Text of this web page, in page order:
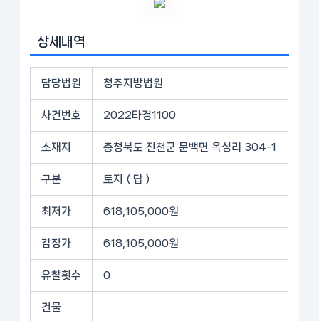
상세내역
담당법원 청주지방법원
사건번호 2022타경1100
소재지 충청북도 진천군 문백면 옥성리 304-1
구분 토지 ( 답 )
최저가 618,105,000원
감정가 618,105,000원
유찰횟수 0
건물